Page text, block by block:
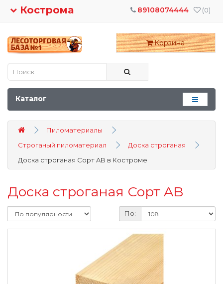
Кострома (0)
89108074444
Корзина
Каталог
Пиломатериалы
Строганый пиломатериал
Доска строганая
Доска строганая Сорт AB в Костроме
Доска строганая Сорт AB
По: